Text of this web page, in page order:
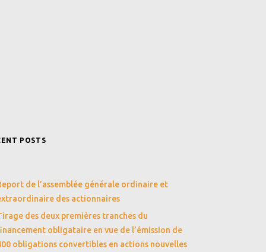
POSTS
de l’assemblée générale ordinaire et
des actionnaires
des deux premières tranches du
obligataire en vue de l’émission de
obligations convertibles en actions nouvelles